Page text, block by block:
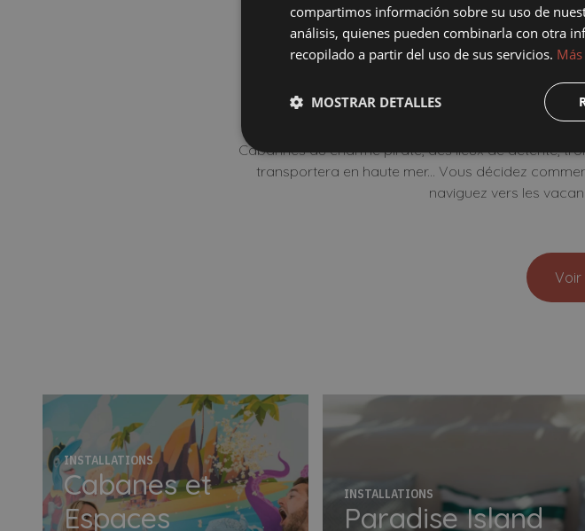
Découvrez nos
comment vous
Cabannes au charme pirate, des lieux de détente,
transportera en haute mer... Vous décidez
naviguez vers les
Voir
INSTALLATIONS
Cabanes et
Espaces
INSTALLATIONS
Paradise Island
compartimos información sobre su uso de
análisis, quienes pueden combinarla con otra
recopilado a partir del uso de sus servicios.
MOSTRAR DETALLES